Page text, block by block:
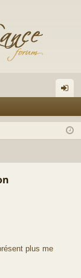
ne
on
plus me